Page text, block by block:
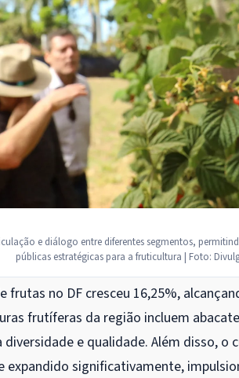
e diálogo entre diferentes segmentos,
públicas estratégicas para a fruticultura | Foto:
frutas no DF cresceu 16,25%,
frutíferas da região incluem
e qualidade. Além disso,
significativamente,